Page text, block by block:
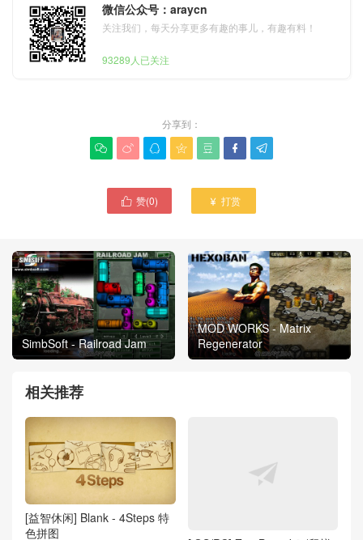
微信公众号：araycn
关注我们，每天分享更多有趣的事儿，有趣有料！
93289人已关注
分享到：
      
 赞(0)  打赏
SimbSoft - Railroad Jam
MOD WORKS - Matrix
Regenerator
相关推荐
[益智休闲] Blank - 4Steps 特
色拼图